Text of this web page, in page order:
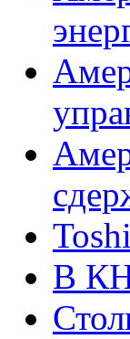
В